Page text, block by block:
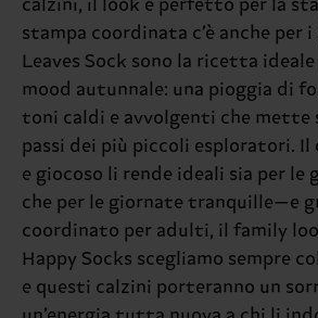
calzini, il look è perfetto per la
stampa coordinata c’è anche per
Leaves Sock sono la ricetta
mood autunnale: una pioggia di
toni caldi e avvolgenti che mette
passi dei più piccoli esploratori.
e giocoso li rende ideali sia per le
che per le giornate tranquille—e
coordinato per adulti, il family
Happy Socks scegliamo sempre
e questi calzini porteranno un